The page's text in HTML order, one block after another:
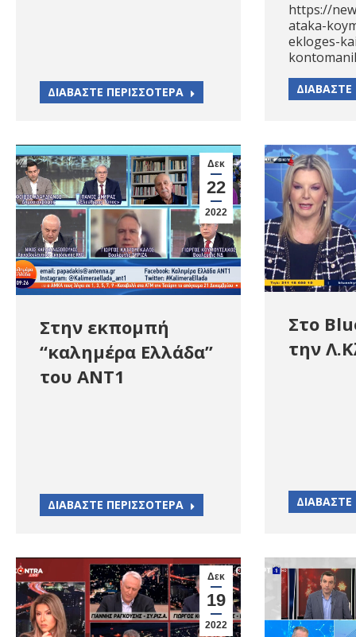
ΔΙΑΒΑΣΤΕ ΠΕΡΙΣΣΟΤΕΡΑ
https://
ataka-
ekloges-
Δεκ
22
2022
Στην εκπομπή
“καλημέρα Ελλάδα”
του ΑΝΤ1
ΔΙΑΒΑΣΤΕ ΠΕΡΙΣΣΟΤΕΡΑ
Στο
την
Δεκ
19
2022